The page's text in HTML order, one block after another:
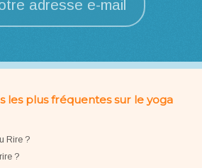
adresse e-mail
les plus fréquentes sur le yoga
Rire ?
?